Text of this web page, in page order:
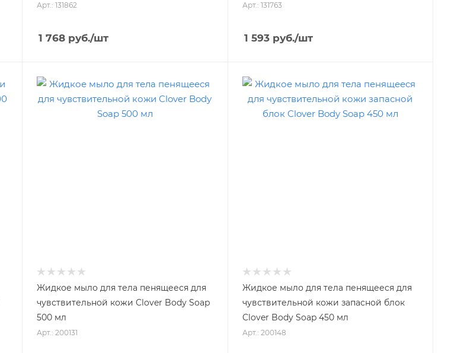
Арт.: 131862
1 768 руб./шт
Арт.: 131763
1 593руб./шт
Жидкое мыло для тела пенящееся для
чувствительной кожи Clover Body Soap
500 мл
Арт.: 200131
Жидкое мыло для тела пенящееся для
чувствительной кожи запасной блок
Clover Body Soap 450 мл
Арт.: 200148